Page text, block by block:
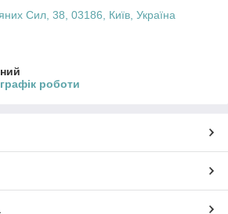
Сил, 38, 03186, Київ, Україна
роботи